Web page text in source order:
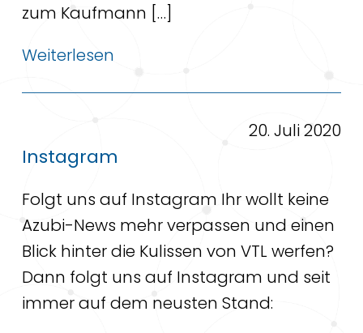
zum Kaufmann […]
Weiterlesen
20. Juli 2020
Instagram
Folgt uns auf Instagram Ihr wollt keine
Azubi-News mehr verpassen und einen
Blick hinter die Kulissen von VTL werfen?
Dann folgt uns auf Instagram und seit
immer auf dem neusten Stand: